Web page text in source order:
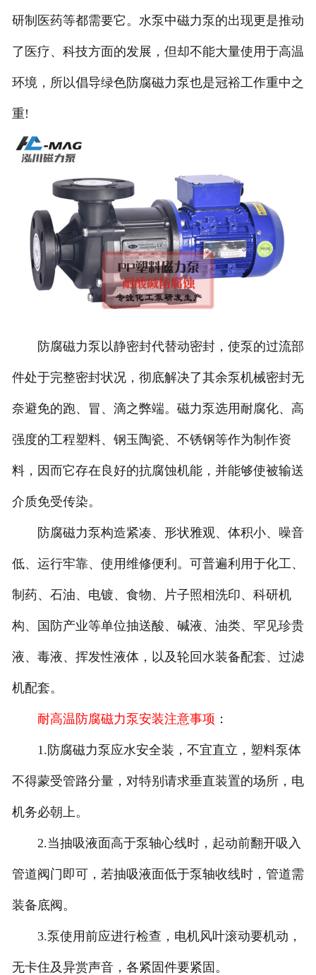
研制医药等都需要它。水泵中磁力泵的出现更是推动
了医疗、科技方面的发展，但却不能大量使用于高温
环境，所以倡导绿色防腐磁力泵也是冠裕工作重中之
重!
防腐磁力泵以静密封代替动密封，使泵的过流部
件处于完整密封状况，彻底解决了其余泵机械密封无
奈避免的跑、冒、滴之弊端。磁力泵选用耐腐化、高
强度的工程塑料、钢玉陶瓷、不锈钢等作为制作资
料，因而它存在良好的抗腐蚀机能，并能够使被输送
介质免受传染。
防腐磁力泵构造紧凑、形状雅观、体积小、噪音
低、运行牢靠、使用维修便利。可普遍利用于化工、
制药、石油、电镀、食物、片子照相洗印、科研机
构、国防产业等单位抽送酸、碱液、油类、罕见珍贵
液、毒液、挥发性液体，以及轮回水装备配套、过滤
机配套。
耐高温防腐磁力泵安装注意事项 ：
1.防腐磁力泵应水安全装，不宜直立，塑料泵体
不得蒙受管路分量，对特别请求垂直装置的场所，电
机务必朝上。
2.当抽吸液面高于泵轴心线时，起动前翻开吸入
管道阀门即可，若抽吸液面低于泵轴收线时，管道需
装备底阀。
3.泵使用前应进行检查，电机风叶滚动要机动，
无卡住及异赏声音，各紧固件要紧固。